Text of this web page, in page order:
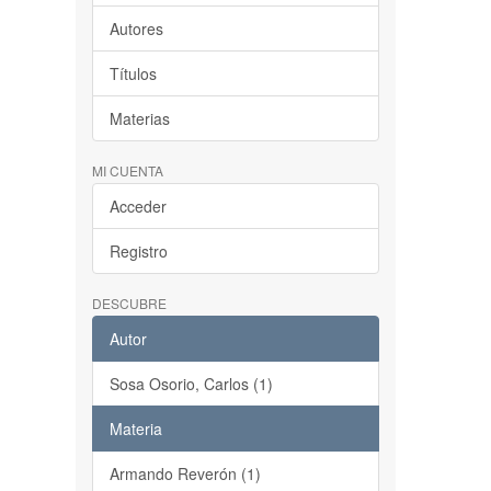
Autores
Títulos
Materias
MI CUENTA
Acceder
Registro
DESCUBRE
Autor
Sosa Osorio, Carlos (1)
Materia
Armando Reverón (1)